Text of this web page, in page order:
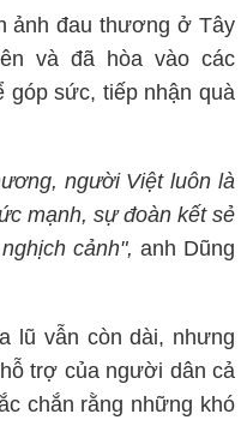
ảnh đau thương ở Tây
và đã hòa vào các
góp sức, tiếp nhận quà
người Việt luôn là
mạnh, sự đoàn kết sẻ
cảnh", anh Dũng
lũ vẫn còn dài, nhưng
trợ của người dân cả
chắn rằng những khó